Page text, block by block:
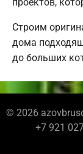
проектов,
Строим
дома
до больших
© 2026
+7 921